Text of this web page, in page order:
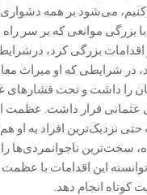
می‌شود بر همه
با بزرگی موانعی که بر سر
اقدامات بزرگی کرد،
در شرایطی که او میراث
را داشت و تحت فشار‌های
عثمانی قرار داشت. عظمت
نزدیک‌ترین افراد به او
سخت‌ترین ناجوانمردی‌ها را
این اقدامات با عظمت
کوتاه انجام دهد.